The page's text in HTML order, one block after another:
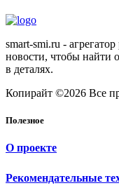
smart-smi.ru -
новости, чтобы найти
в деталях.
Копирайт ©2026 Все
Полезное
О проекте
Рекомендательные